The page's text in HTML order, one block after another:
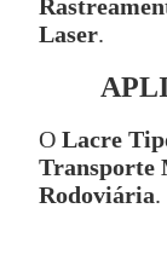
Laser.
O Lacre
Transporte
Rodoviária.